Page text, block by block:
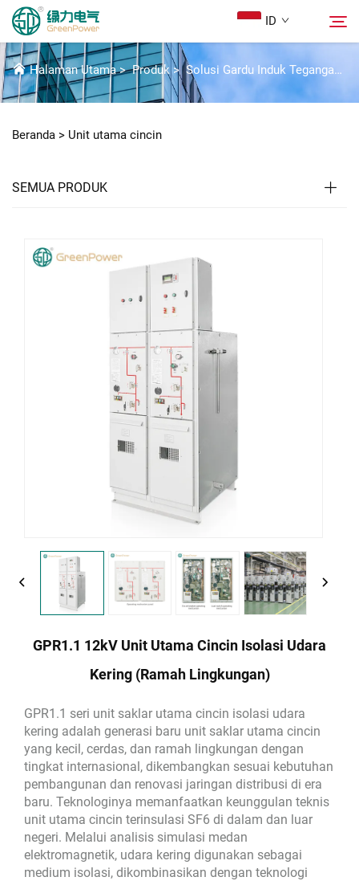
ID
Produk
Tentang Kami
Solusi
UNIT UTAMA CINCIN
Halaman Utama>Produk >Solusi Gardu Induk Tegangan Tinggi
Beranda > Unit utama cincin
SEMUA PRODUK
GPR1.1 12kV Unit Utama Cincin Isolasi Udara
Kering (Ramah Lingkungan)
GPR1.1 seri unit saklar utama cincin isolasi udara
kering adalah generasi baru unit saklar utama cincin
yang kecil, cerdas, dan ramah lingkungan dengan
tingkat internasional, dikembangkan sesuai kebutuhan
pembangunan dan renovasi jaringan distribusi di era
baru. Teknologinya memanfaatkan keunggulan teknis
unit utama cincin terinsulasi SF6 di dalam dan luar
negeri. Melalui analisis simulasi medan
elektromagnetik, udara kering digunakan sebagai
medium isolasi, dikombinasikan dengan teknologi